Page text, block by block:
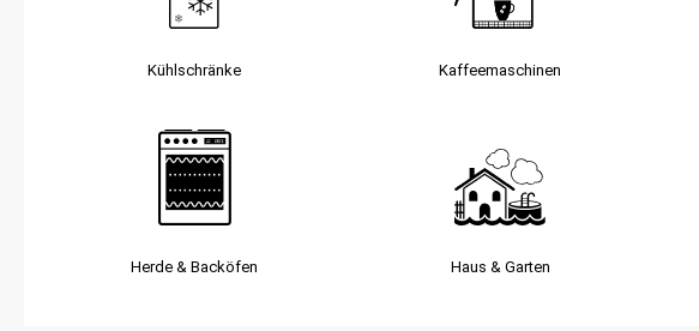
Kühlschränke Kaffee­maschinen
Herde & Backöfen Haus & Garten